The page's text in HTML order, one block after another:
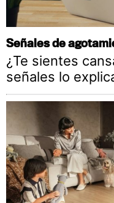
Señales de
¿Te sientes
señales lo